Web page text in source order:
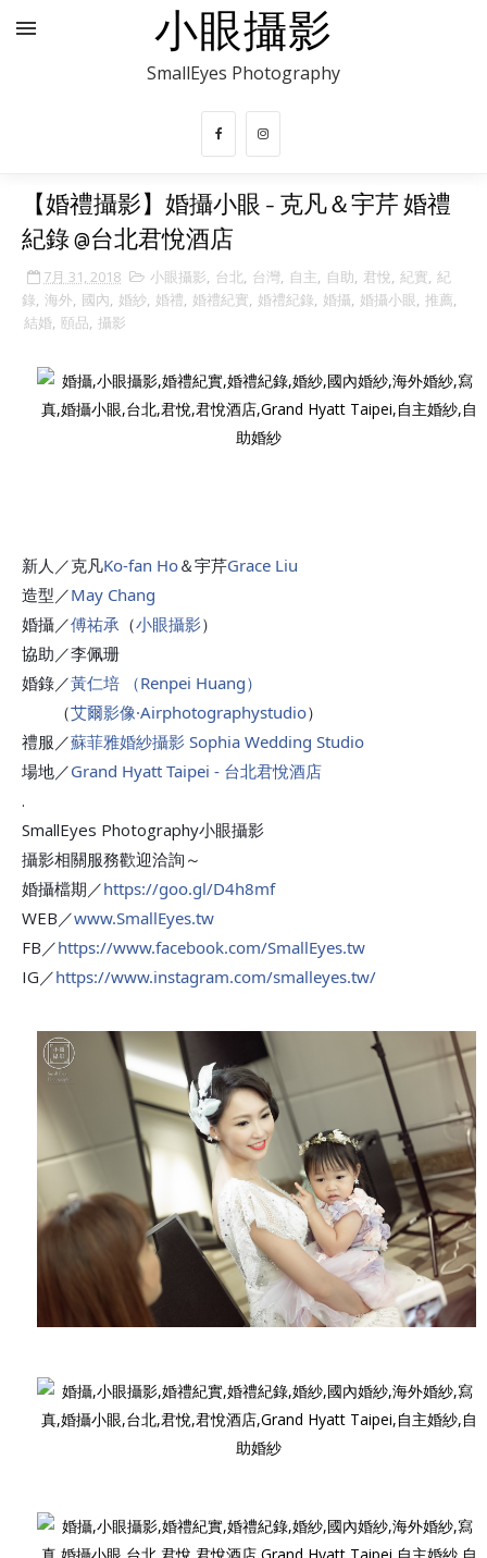
小眼攝影
SmallEyes Photography
【婚禮攝影】婚攝小眼 - 克凡＆宇芹 婚禮
紀錄 @台北君悅酒店
7月 31, 2018 小眼攝影, 台北, 台灣, 自主, 自助, 君悅, 紀實, 紀
錄, 海外, 國內, 婚紗, 婚禮, 婚禮紀實, 婚禮紀錄, 婚攝, 婚攝小眼, 推薦,
結婚, 頤品, 攝影
新人／克凡Ko-fan Ho＆宇芹Grace Liu
造型／May Chang
婚攝／傅祐承 （小眼攝影）
協助／李佩珊
婚錄／黃仁培 （Renpei Huang）
（艾爾影像·Airphotographystudio）
禮服／蘇菲雅婚紗攝影 Sophia Wedding Studio
場地／Grand Hyatt Taipei - 台北君悅酒店
.
SmallEyes Photography小眼攝影
攝影相關服務歡迎洽詢～
婚攝檔期／https://goo.gl/D4h8mf
WEB／www.SmallEyes.tw
FB／https://www.facebook.com/SmallEyes.tw
IG／https://www.instagram.com/smalleyes.tw/